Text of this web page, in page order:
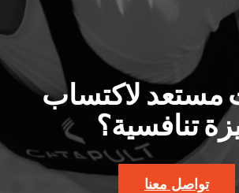
مستعد لاكتساب
تنافسية؟
تواصل معنا